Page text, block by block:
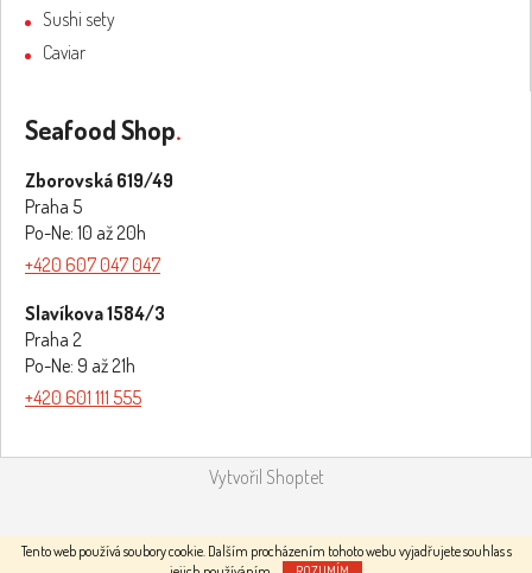
Tento web používá soubory cookie. Dalším procházením tohoto webu vyjadřujete souhlas s
Sushi sety
Caviar
Seafood Shop.
Zborovská 619/49
Praha 5
Po-Ne: 10 až 20h
+420 607 047 047
Slavíkova 1584/3
Praha 2
Po-Ne: 9 až 21h
+420 601 111 555
Vytvořil Shoptet
Copyright 2026Seafood.. Všechna práva vyhrazena.